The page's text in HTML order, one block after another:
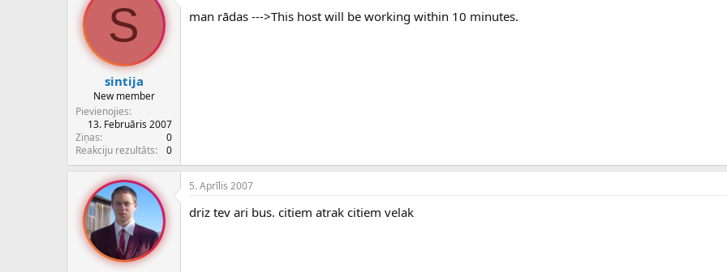
S
sintija
New member
Pievienojies
13. Februāris 2007
Ziņas
0
Reakciju rezultāts
0
man rādas --->This host will be working within 10 minutes.
5. Aprīlis 2007
driz tev ari bus. citiem atrak citiem velak